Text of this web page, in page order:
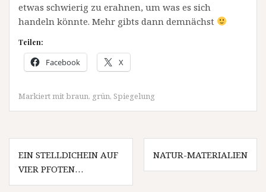
etwas schwierig zu erahnen, um was es sich
handeln könnte. Mehr gibts dann demnächst
Teilen:
Facebook X
Markiert mitbraun, grün, Spiegelung
Beitragsnavigation
EIN STELLDICHEIN AUF
VIER PFOTEN…
NATUR-MATERIALIEN